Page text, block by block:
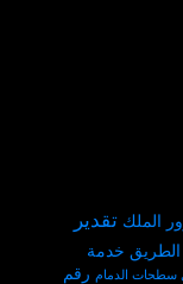
الملك تقدير
خدمة
سطحات الدمام رقم